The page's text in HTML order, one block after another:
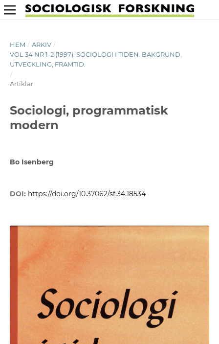
HEM / ARKIV /
VOL 34 NR 1-2 (1997): SOCIOLOGI I TIDEN. BAKGRUND,
UTVECKLING, FRAMTID.
/
Artiklar
Sociologi, programmatisk
modern
Bo Isenberg
DOI: https://doi.org/10.37062/sf.34.18534